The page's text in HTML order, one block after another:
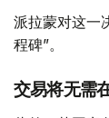
派拉蒙对这一
程碑”。
交易将无需